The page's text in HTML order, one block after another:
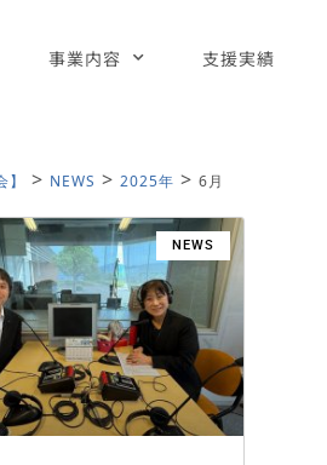
事業内容 支援実績
> NEWS > 2025年 > 6月
NEWS